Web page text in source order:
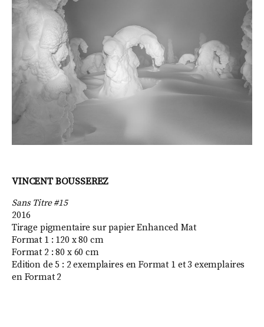
VINCENT BOUSSEREZ
Sans Titre #15
2016
Tirage pigmentaire sur papier Enhanced Mat
Format 1 : 120 x 80 cm
Format 2 : 80 x 60 cm
Edition de 5 : 2 exemplaires en Format 1 et 3 exemplaires
en Format 2